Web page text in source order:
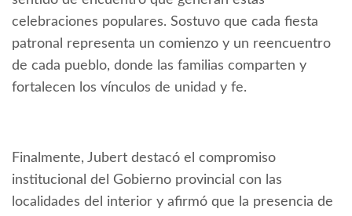
celebraciones populares. Sostuvo que cada fiesta
patronal representa un comienzo y un reencuentro
de cada pueblo, donde las familias comparten y
fortalecen los vínculos de unidad y fe.
Finalmente, Jubert destacó el compromiso
institucional del Gobierno provincial con las
localidades del interior y afirmó que la presencia de